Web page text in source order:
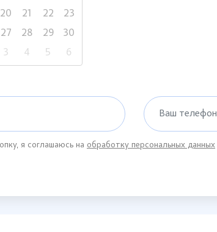
20 21 22
23
27 28 29
30
3 4 5 6
Ваш телефон
я соглашаюсь на обработку персональных данных